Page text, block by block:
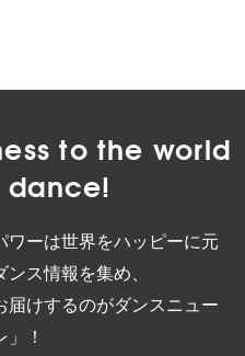
to the world
ワーは世界をハッピーに元
ス情報を集め、
届けするのがダンスニュー
！